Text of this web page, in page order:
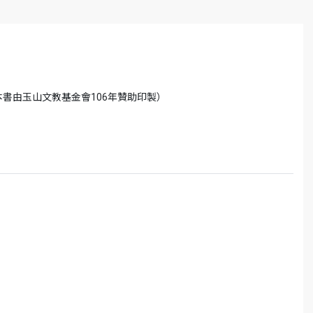
由玉山文教基金會106年贊助印製）